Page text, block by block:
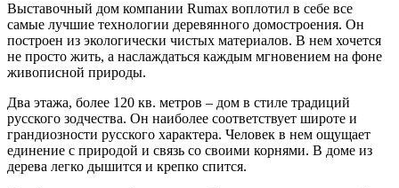
Выставочный дом компании Rumax воплотил в себе все
самые лучшие технологии деревянного домостроения. Он
построен из экологически чистых материалов. В нем хочется
не просто жить, а наслаждаться каждым мгновением на фоне
живописной природы.
Два этажа, более 120 кв. метров – дом в стиле традиций
русского зодчества. Он наиболее соответствует широте и
грандиозности русского характера. Человек в нем ощущает
единение с природой и связь со своими корнями. В доме из
дерева легко дышится и крепко спится.